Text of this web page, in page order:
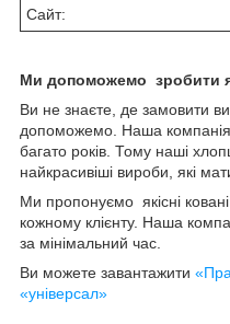
Сайт:
Ми допоможемо зробити
Ви не знаєте, де замовити
допоможемо. Наша компанія
багато років. Тому наші
найкрасивіші вироби, які
Ми пропонуємо якісні
кожному клієнту. Наша
за мінімальний час.
Ви можете завантажити
«універсал»